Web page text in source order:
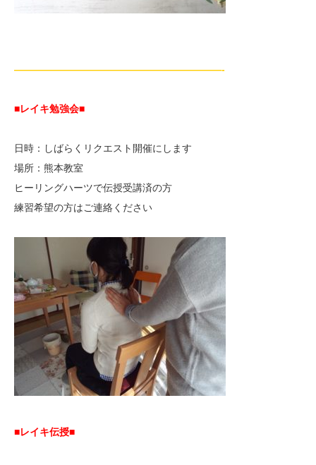
—————————————————————-
■レイキ勉強会■
日時：しばらくリクエスト開催にします
場所：熊本教室
ヒーリングハーツで伝授受講済の方
練習希望の方はご連絡ください
■レイキ伝授■